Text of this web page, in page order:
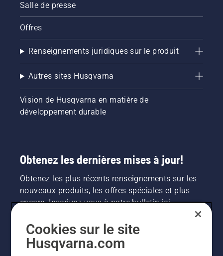
Salle de presse
Offres
Renseignements juridiques sur le produit
Autres sites Husqvarna
Vision de Husqvarna en matière de
développement durable
Obtenez les dernières mises à jour!
Obtenez les plus récents renseignements sur les
nouveaux produits, les offres spéciales et plus
encore. Inscrivez-vous à notre bulletin ici.
INSCRIPTION À LA NEWSLETTER
Cookies sur le site
Husqvarna.com